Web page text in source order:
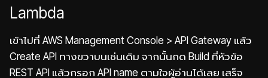
Lambda
เข้าไปที่ AWS Management Console > API Gateway แล้ว
Create API ทางขวาบนเช่นเดิม จากนั้นกด Build ที่หัวข้อ
REST API แล้วกรอก API name ตามใจผู้อ่านได้เลย เสร็จ